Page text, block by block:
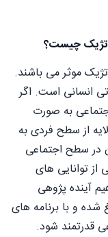
چیست؟
موثر می باشند.
انسانی است. اگر
به صورت
پراکنده صورت گرفته است، باید از طریق ۵ لایه از سطح فردی به
در سطح اجتماعی
توانایی های
آینده پژوهی
شده و با برنامه های
قدرتمند شود.